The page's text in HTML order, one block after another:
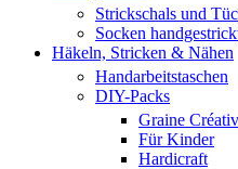
Strickschals und
Socken
Häkeln, Stricken & Nähen
Handarbeitstaschen
DIY-Packs
Graine
Für Kinder
Hardicraft